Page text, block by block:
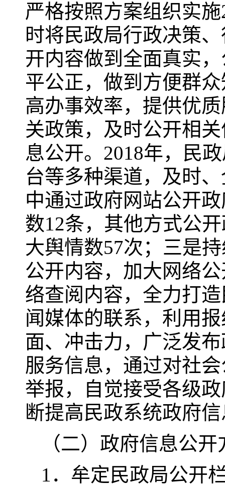
严格按照方案组织实
时将民政局行政决策
开内容做到全面真实
平公正，做到方便群
高办事效率，提供优
关政策，及时公开相
息公开。2018年，民
台等多种渠道，及时
中通过政府网站公开
数12条，其他方式公
大舆情数57次；三是
公开内容，加大网络
络查阅内容，全力打
闻媒体的联系，利用
面、冲击力，广泛发
服务信息，通过对社
举报，自觉接受各级
断提高民政系统政府
（二）政府信息公开
1．牟定民政局公开